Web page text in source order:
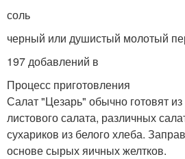
соль
черный или душистый молотый
197 добавлений в
Процесс приготовления
Салат "Цезарь" обычно готовят
листового салата, различных
сухариков из белого хлеба.
основе сырых яичных желтков.